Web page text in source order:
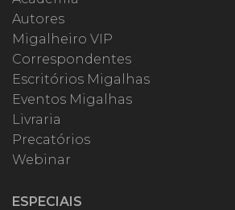
Autores
Migalheiro VIP
Correspondentes
Escritórios Migalhas
Eventos Migalhas
Livraria
Precatórios
Webinar
ESPECIAIS